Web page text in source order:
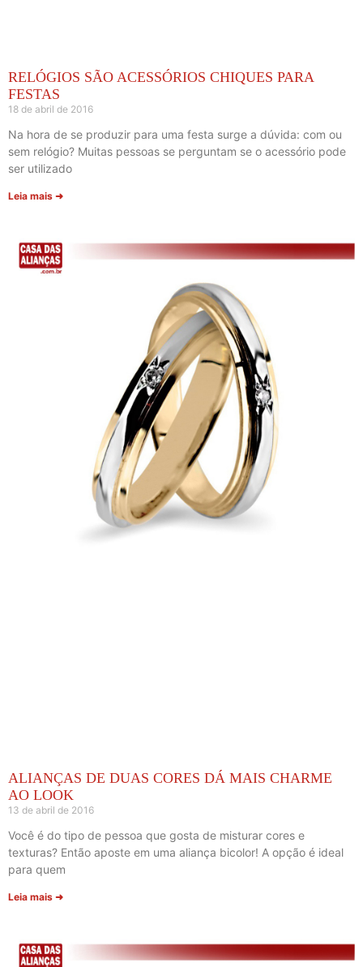
RELÓGIOS SÃO ACESSÓRIOS CHIQUES PARA
FESTAS
18 de abril de 2016
Na hora de se produzir para uma festa surge a dúvida: com ou
sem relógio? Muitas pessoas se perguntam se o acessório pode
ser utilizado
Leia mais ➜
ALIANÇAS DE DUAS CORES DÁ MAIS CHARME
AO LOOK
13 de abril de 2016
Você é do tipo de pessoa que gosta de misturar cores e
texturas? Então aposte em uma aliança bicolor! A opção é ideal
para quem
Leia mais ➜